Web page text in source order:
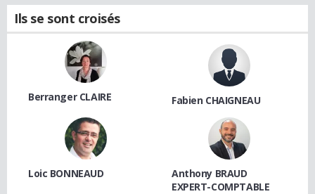
Ils se sont croisés
Berranger CLAIRE Fabien CHAIGNEAU
Loic BONNEAUD
Anthony BRAUD
EXPERT-COMPTABLE